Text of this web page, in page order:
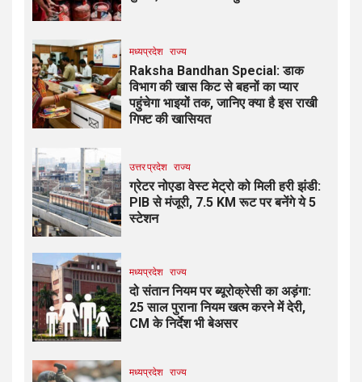
मध्यप्रदेश राज्य
Raksha Bandhan Special: डाक
विभाग की खास किट से बहनों का प्यार
पहुंचेगा भाइयों तक, जानिए क्या है इस राखी
गिफ्ट की खासियत
उत्तर प्रदेश राज्य
ग्रेटर नोएडा वेस्ट मेट्रो को मिली हरी झंडी:
PIB से मंजूरी, 7.5 KM रूट पर बनेंगे ये 5
स्टेशन
मध्यप्रदेश राज्य
दो संतान नियम पर ब्यूरोक्रेसी का अड़ंगा:
25 साल पुराना नियम खत्म करने में देरी,
CM के निर्देश भी बेअसर
मध्यप्रदेश राज्य